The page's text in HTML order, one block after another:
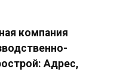
компания
Адрес,